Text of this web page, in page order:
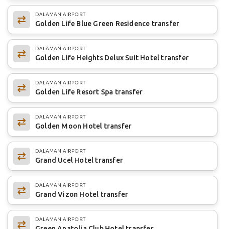
DALAMAN AIRPORT
Golden Life Blue Green Residence transfer
DALAMAN AIRPORT
Golden Life Heights Delux Suit Hotel transfer
DALAMAN AIRPORT
Golden Life Resort Spa transfer
DALAMAN AIRPORT
Golden Moon Hotel transfer
DALAMAN AIRPORT
Grand Ucel Hotel transfer
DALAMAN AIRPORT
Grand Vizon Hotel transfer
DALAMAN AIRPORT